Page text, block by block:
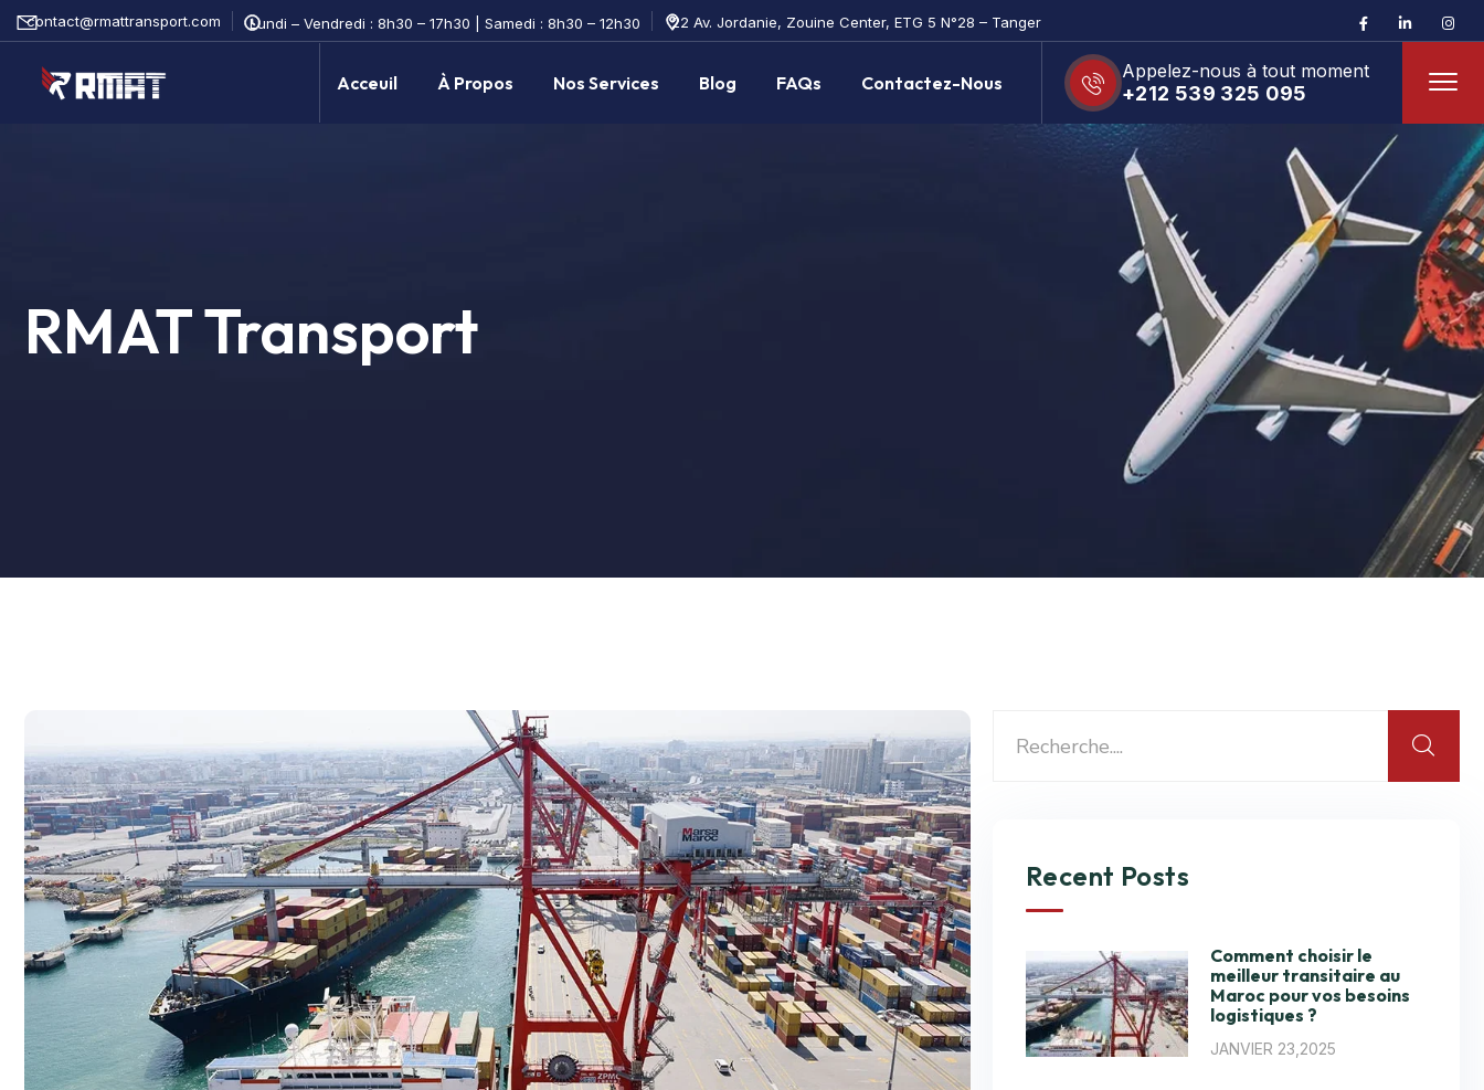
contact@rmattransport.com Lundi – Vendredi : 8h30 – 17h30 | Samedi : 8h30 – 12h30 22 Av. Jordanie, Zouine Center, ETG 5 N°28 – Tanger
Acceuil À Propos Nos Services Blog FAQs Contactez-Nous
Appelez-nous à tout moment
+212 539 325 095
RMAT Transport
Recent Posts
Comment choisir le
meilleur transitaire au
Maroc pour vos besoins
logistiques ?
JANVIER 23,2025